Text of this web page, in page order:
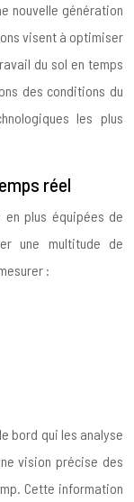
nouvelle génération
visent à optimiser
du sol en temps
des conditions du
les plus
réel
plus équipées de
une multitude de
:
bord qui les analyse
vision précise des
Cette information